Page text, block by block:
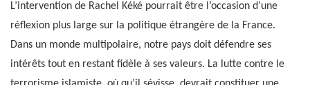
L’intervention de Rachel Kéké pourrait être l’occasion d’une
réflexion plus large sur la politique étrangère de la France.
Dans un monde multipolaire, notre pays doit défendre ses
intérêts tout en restant fidèle à ses valeurs. La lutte contre le